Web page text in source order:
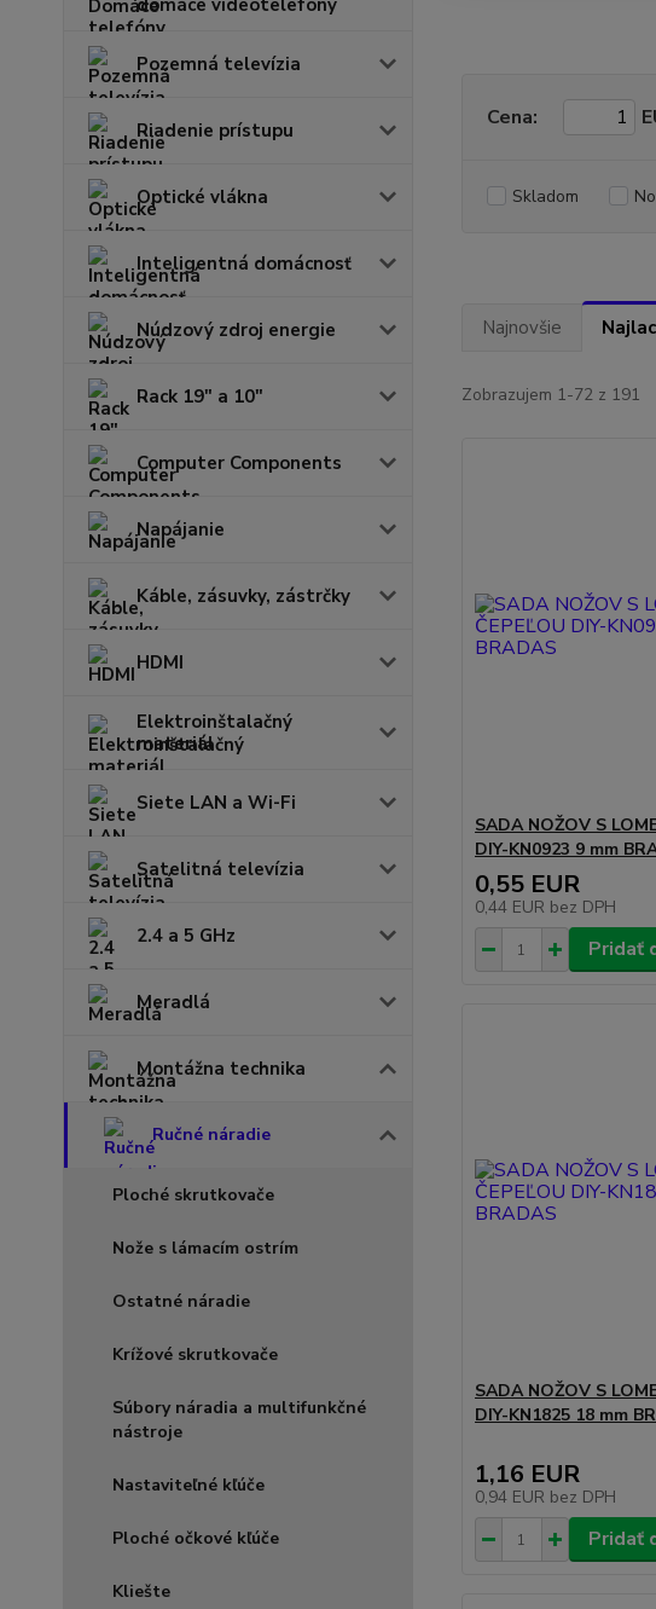
Pozemná televízia
Riadenie prístupu
Optické vlákna
Inteligentná domácnosť
Núdzový zdroj energie
Rack 19" a 10"
Computer Components
Napájanie
Káble, zásuvky, zástrčky
HDMI
Elektroinštalačný
materiál
Siete LAN a Wi-Fi
Satelitná televízia
2.4 a 5 GHz
Meradlá
Montážna technika
Ručné náradie
Ploché skrutkovače
Nože s lámacím ostrím
Ostatné náradie
Krížové skrutkovače
Súbory náradia a multifunkčné
nástroje
Nastaviteľné kľúče
Ploché očkové kľúče
Kliešte
Cena:
Skladom
Najnovšie
Zobrazujem 1-72 z 191
SADA NOŽOV S
DIY-KN0923 9 mm
0,55 EUR
0,44 EUR bez DPH
Pridať
SADA NOŽOV S
DIY-KN1825 18 mm
1,16 EUR
0,94 EUR bez DPH
Pridať